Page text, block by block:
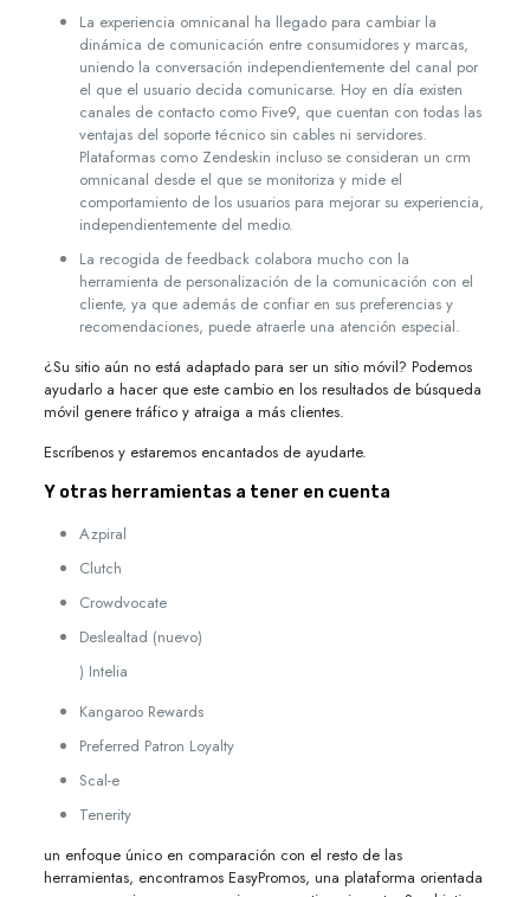
La experiencia omnicanal ha llegado para cambiar la
dinámica de comunicación entre consumidores y marcas,
uniendo la conversación independientemente del canal por
el que el usuario decida comunicarse. Hoy en día existen
canales de contacto como Five9, que cuentan con todas las
ventajas del soporte técnico sin cables ni servidores.
Plataformas como Zendeskin incluso se consideran un crm
omnicanal desde el que se monitoriza y mide el
comportamiento de los usuarios para mejorar su experiencia,
independientemente del medio.
La recogida de feedback colabora mucho con la
herramienta de personalización de la comunicación con el
cliente, ya que además de confiar en sus preferencias y
recomendaciones, puede atraerle una atención especial.
¿Su sitio aún no está adaptado para ser un sitio móvil? Podemos
ayudarlo a hacer que este cambio en los resultados de búsqueda
móvil genere tráfico y atraiga a más clientes.
Escríbenos y estaremos encantados de ayudarte.
Y otras herramientas a tener en cuenta
Azpiral
Clutch
Crowdvocate
Deslealtad (nuevo)
) Intelia
Kangaroo Rewards
Preferred Patron Loyalty
Scal-e
Tenerity
un enfoque único en comparación con el resto de las
herramientas, encontramos EasyPromos, una plataforma orientada